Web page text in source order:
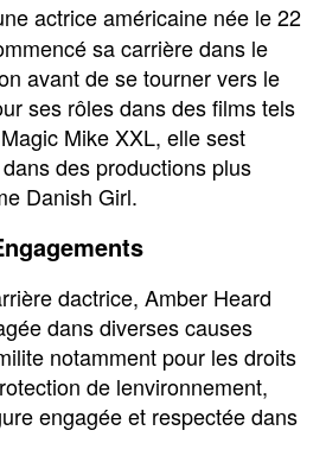
actrice américaine née le 22
sa carrière dans le
avant de se tourner vers le
ses rôles dans des films tels
Mike XXL, elle sest
des productions plus
Danish Girl.
dactrice, Amber Heard
dans diverses causes
notamment pour les droits
de lenvironnement,
engagée et respectée dans